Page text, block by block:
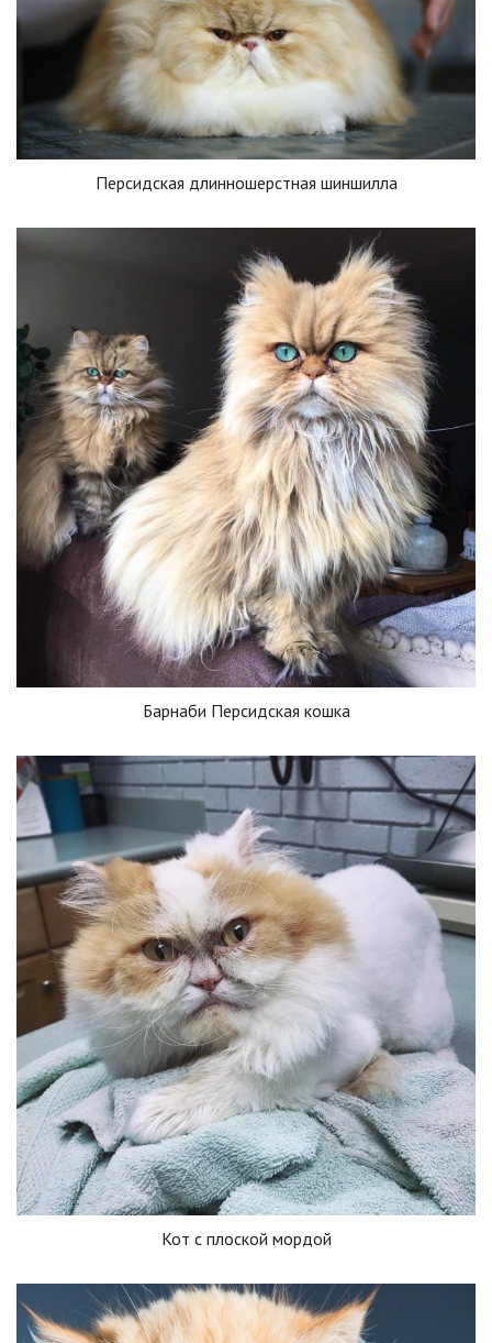
Персидская длинношерстная шиншилла
Барнаби Персидская кошка
Кот с плоской мордой